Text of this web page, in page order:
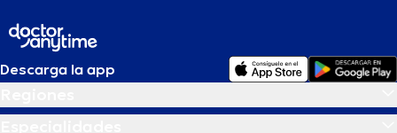
Descarga la app